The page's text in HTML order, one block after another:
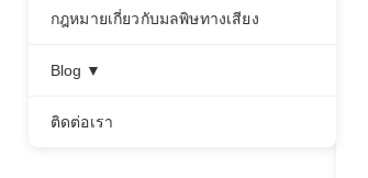
กฎหมายเกี่ยวกับมลพิษทางเสียง
Blog ▼
ติดต่อเรา